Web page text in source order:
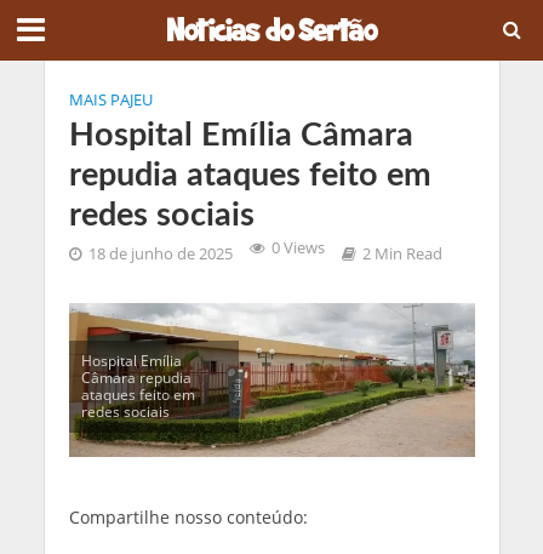
MAIS PAJEU
Hospital Emília Câmara
repudia ataques feito em
redes sociais
18 de junho de 2025 0 Views 2 Min Read
Hospital Emília
Câmara repudia
ataques feito em
redes sociais
Compartilhe nosso conteúdo: